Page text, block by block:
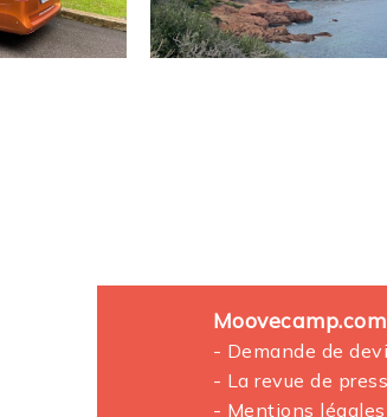
Moovecamp.com
- Demande de
- La revue de
- Mentions légales